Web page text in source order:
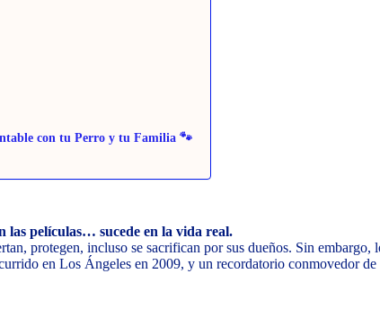
con tu Perro y tu Familia 🐾
las películas… sucede en la vida real.
protegen, incluso se sacrifican por sus dueños. Sin embargo,
en Los Ángeles en 2009, y un recordatorio conmovedor de